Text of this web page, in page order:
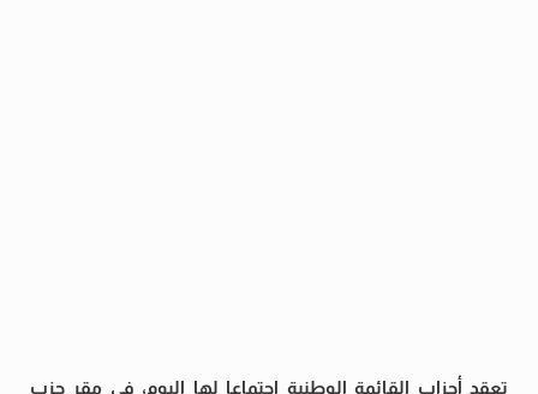
تعقد أحزاب القائمة الوطنية اجتماعا لها اليوم، في مقر حزب